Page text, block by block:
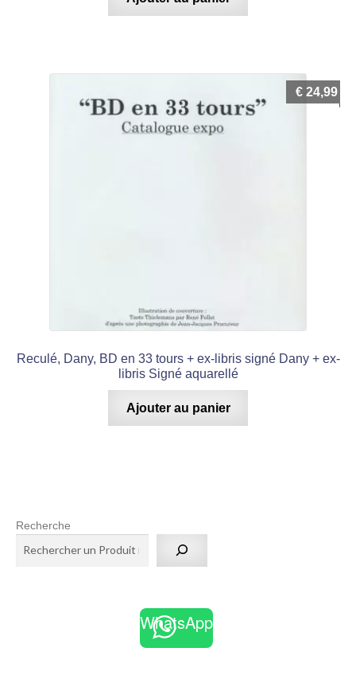
Reculé, Dany, BD en 33 tours + ex-libris signé Dany + ex-
libris Signé aquarellé
€ 24,99
Ajouter au panier
Recherche
WhatsApp